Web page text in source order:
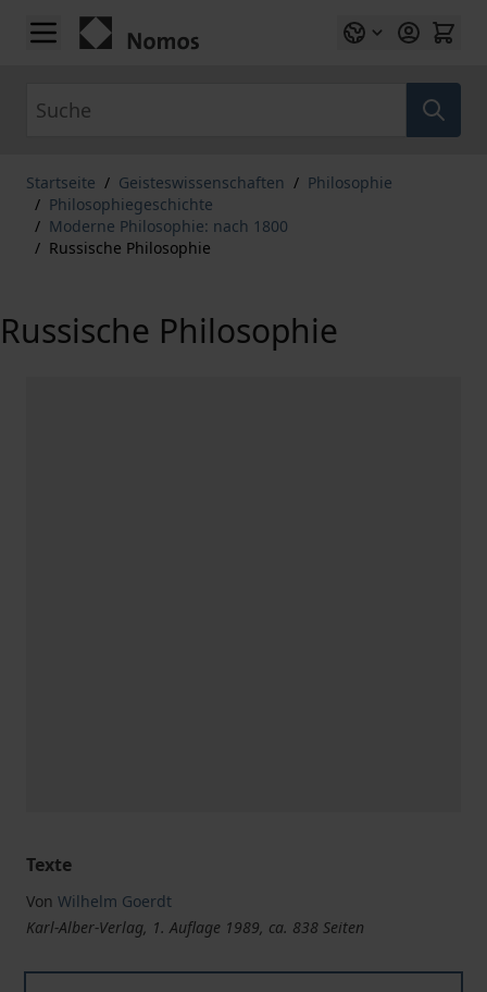
Zum Inhalt springen
Startseite / Geisteswissenschaften / Philosophie
/ Philosophiegeschichte
/ Moderne Philosophie: nach 1800
/ Russische Philosophie
Russische Philosophie
Texte
Von Wilhelm Goerdt
Karl-Alber-Verlag, 1. Auflage 1989, ca. 838 Seiten